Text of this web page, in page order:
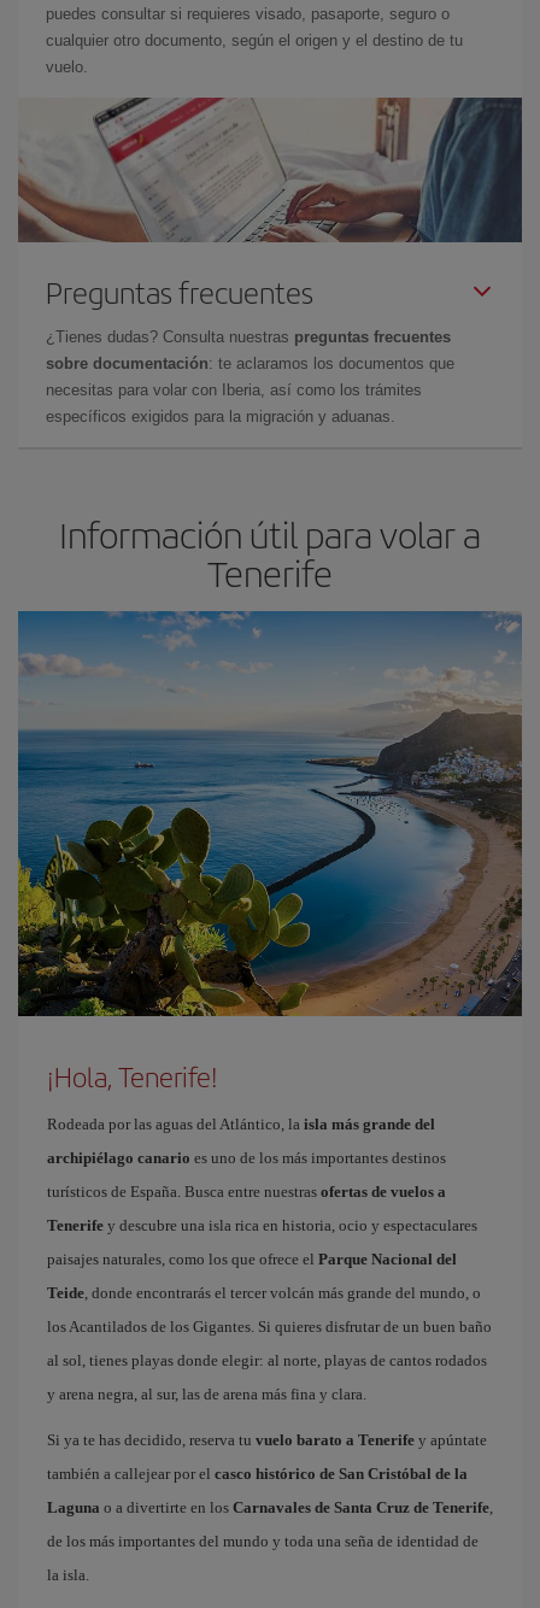
puedes consultar si requieres visado, pasaporte, seguro o
cualquier otro documento, según el origen y el destino de tu
vuelo.
Preguntas frecuentes
¿Tienes dudas? Consulta nuestras preguntas frecuentes
sobre documentación: te aclaramos los documentos que
necesitas para volar con Iberia, así como los trámites
específicos exigidos para la migración y aduanas.
Información útil para volar a
Tenerife
¡Hola, Tenerife!
Rodeada por las aguas del Atlántico, la isla más grande del
archipiélago canario es uno de los más importantes destinos
turísticos de España. Busca entre nuestras ofertas de vuelos a
Tenerife y descubre una isla rica en historia, ocio y espectaculares
paisajes naturales, como los que ofrece el Parque Nacional del
Teide, donde encontrarás el tercer volcán más grande del mundo, o
los Acantilados de los Gigantes. Si quieres disfrutar de un buen baño
al sol, tienes playas donde elegir: al norte, playas de cantos rodados
y arena negra, al sur, las de arena más fina y clara.
Si ya te has decidido, reserva tu vuelo barato a Tenerife y apúntate
también a callejear por el casco histórico de San Cristóbal de la
Laguna o a divertirte en los Carnavales de Santa Cruz de Tenerife,
de los más importantes del mundo y toda una seña de identidad de
la isla.